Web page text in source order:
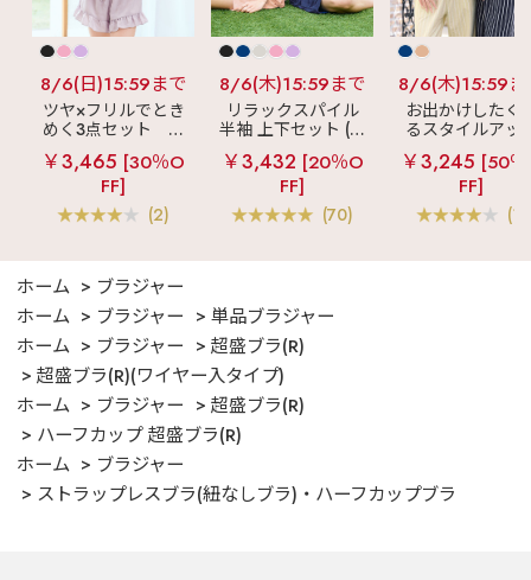
8/6(日)15:59まで
ツヤ×フリルでとき
めく3点セット
シ
ルキー ショートパ
ンツ 3点セット
￥3,465 [30％O
FF]
(2)
8/6(木)15:59まで
リラックスパイル
半袖 上下セット (男
女兼用サイズ)
￥3,432 [20％O
FF]
(70)
8/6(木)15:59ま
お出かけしたく
るスタイルアッ
見え
ストライ
フリル ロングパ
ツ 綿混 上下セ
￥3,245 [50
FF]
(1)
ホーム
ブラジャー
ホーム
ブラジャー
単品ブラジャー
ホーム
ブラジャー
超盛ブラ(R)
超盛ブラ(R)(ワイヤー入タイプ)
ホーム
ブラジャー
超盛ブラ(R)
ハーフカップ 超盛ブラ(R)
ホーム
ブラジャー
ストラップレスブラ(紐なしブラ)・ハーフカップブラ